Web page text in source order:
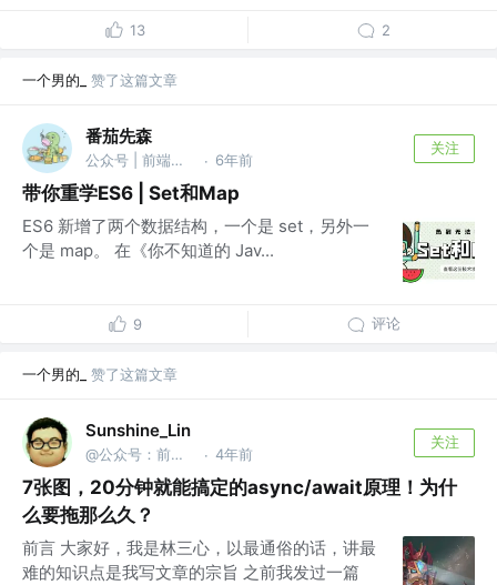
13 2
一个男的_ 赞了这篇文章
番茄先森
公众号 | 前端老番茄 | 前端工程师 · 6年前
关注
带你重学ES6 | Set和Map
ES6 新增了两个数据结构，一个是 set，另外一
个是 map。 在《你不知道的 Jav...
9 评论
一个男的_ 赞了这篇文章
Sunshine_Lin
@公众号：前端之神 & B站：林三心的挖掘机 · 4年前
关注
7张图，20分钟就能搞定的async/await原理！为什
么要拖那么久？
前言 大家好，我是林三心，以最通俗的话，讲最
难的知识点是我写文章的宗旨 之前我发过一篇